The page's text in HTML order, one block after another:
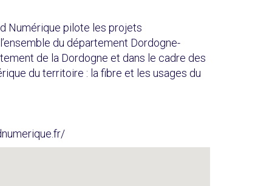
Numérique pilote les projets
du département Dordogne-
de la Dordogne et dans le cadre des
du territoire : la fibre et les usages du